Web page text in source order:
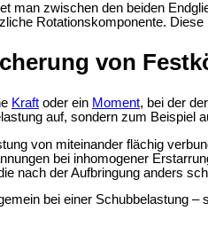
man zwischen den beiden
Rotationskomponente.
von
Kraftoder ein Moment, bei der
auf, sondern zum Beispiel
von miteinander flächig
bei inhomogener
nach der Aufbringung anders
bei einer Schubbelastung